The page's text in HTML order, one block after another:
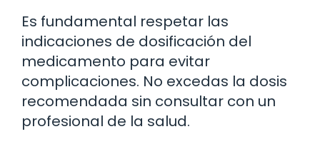
Es fundamental respetar las
indicaciones de dosificación del
medicamento para evitar
complicaciones. No excedas la dosis
recomendada sin consultar con un
profesional de la salud.